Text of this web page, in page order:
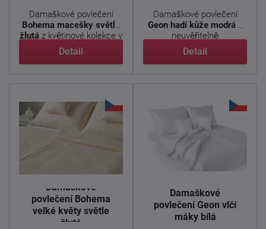
Damaškové povlečení
Bohema macešky světle
žlutá z květinové kolekce v
...
Detail
Damaškové povlečení
Geon hadí kůže modrá s
neuvěřitelně
propracovaným ...
Detail
Damaškové
povlečení Bohema
velké květy světle
žlutá
Damaškové
povlečení Geon vlčí
máky bílá